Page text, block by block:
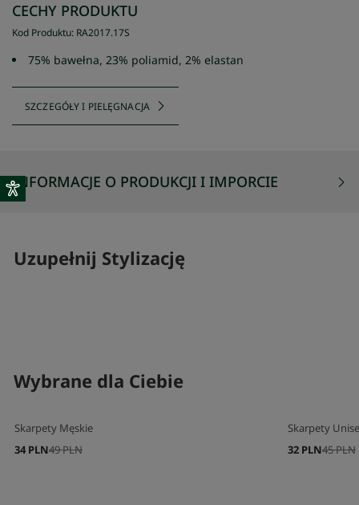
CECHY PRODUKTU
Kod Produktu: RA2017.17S
75% bawełna, 23% poliamid, 2% elastan
SZCZEGÓŁY I PIELĘGNACJA
INFORMACJE O PRODUKCJI I IMPORCIE
Uzupełnij Stylizację
Wybrane dla Ciebie
Skarpety Męskie
49 PLN
34 PLN
Skarpety
45 PLN
32 PLN